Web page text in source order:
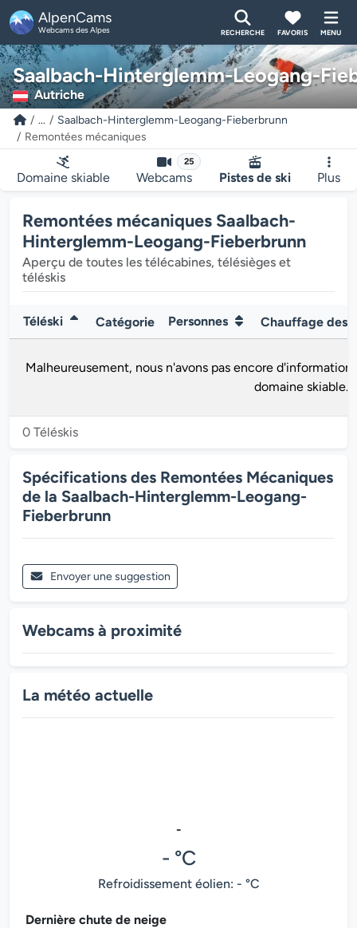
AlpenCams
Webcams des Alpes RECHERCHE FAVORIS MENU
Saalbach-Hinterglemm-Leogang-
Autriche
...
Saalbach-Hinterglemm-Leogang-Fieberbrunn
Remontées mécaniques
Domaine skiable
25
Webcams Pistes de ski Plus
Remontées mécaniques Saalbach-
Hinterglemm-Leogang-Fieberbrunn
Aperçu de toutes les télécabines, télésièges et
téléskis
0 Téléskis
Téléski Catégorie Personnes Chauffage des
Malheureusement, nous n'avons pas encore
domaine skiable.
Spécifications des Remontées Mécaniques
de la Saalbach-Hinterglemm-Leogang-
Fieberbrunn
Envoyer une suggestion
Webcams à proximité
La météo actuelle
-
- °C
Refroidissement éolien: - °C
Dernière chute de neige